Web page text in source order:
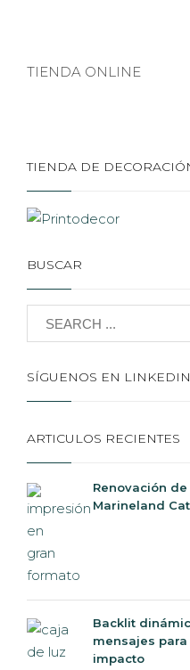
TIENDA ONLINE
TIENDA DE
BUSCAR
SÍGUENOS EN LINKEDIN
ARTICULOS RECIENTES
Renovación
Marineland
Backlit
mensajes
impacto